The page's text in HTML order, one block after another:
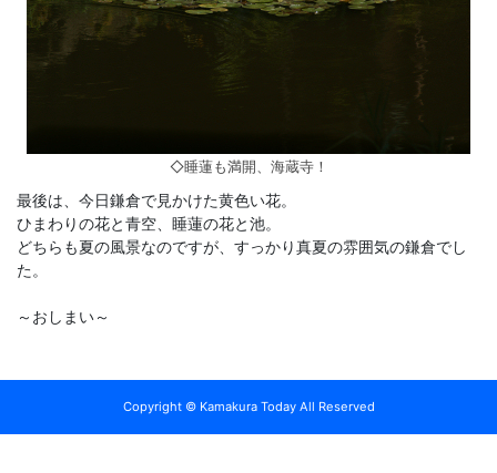
◇睡蓮も満開、海蔵寺！
最後は、今日鎌倉で見かけた黄色い花。
ひまわりの花と青空、睡蓮の花と池。
どちらも夏の風景なのですが、すっかり真夏の雰囲気の鎌倉でし
た。
～おしまい～
Copyright © Kamakura Today All Reserved